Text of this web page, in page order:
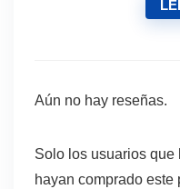
Aún no hay reseñas.
Solo los usuarios
hayan comprado este